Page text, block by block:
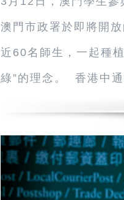
澳門市政署於即將開
近60名師生，一起種
綠”的理念。 香港中